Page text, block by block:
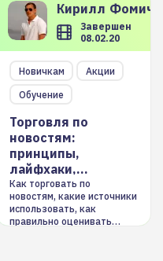
Кирилл
Завершен
08.02.20
Новичкам
Акции
Обучение
Торговля по
новостям:
принципы,
лайфхаки,
инструменты
Как торговать по
новостям, какие источники
использовать, как
правильно оценивать